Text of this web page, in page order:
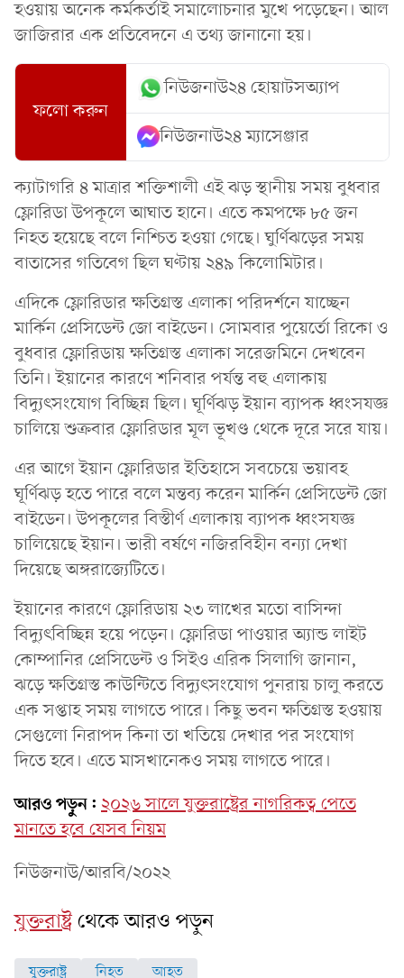
হওয়ায় অনেক কর্মকর্তাই সমালোচনার মুখে পড়েছেন। আল
জাজিরার এক প্রতিবেদনে এ তথ্য জানানো হয়।
ফলো করুন
নিউজনাউ২৪ হোয়াটসঅ্যাপ
নিউজনাউ২৪ ম্যাসেঞ্জার
ক্যাটাগরি ৪ মাত্রার শক্তিশালী এই ঝড় স্থানীয় সময় বুধবার
ফ্লোরিডা উপকূলে আঘাত হানে। এতে কমপক্ষে ৮৫ জন
নিহত হয়েছে বলে নিশ্চিত হওয়া গেছে। ঘুর্ণিঝড়ের সময়
বাতাসের গতিবেগ ছিল ঘণ্টায় ২৪৯ কিলোমিটার।
এদিকে ফ্লোরিডার ক্ষতিগ্রস্ত এলাকা পরিদর্শনে যাচ্ছেন
মার্কিন প্রেসিডেন্ট জো বাইডেন। সোমবার পুয়ের্তো রিকো ও
বুধবার ফ্লোরিডায় ক্ষতিগ্রস্ত এলাকা সরেজমিনে দেখবেন
তিনি। ইয়ানের কারণে শনিবার পর্যন্ত বহু এলাকায়
বিদ্যুৎসংযোগ বিচ্ছিন্ন ছিল। ঘূর্ণিঝড় ইয়ান ব্যাপক ধ্বংসযজ্ঞ
চালিয়ে শুক্রবার ফ্লোরিডার মূল ভূখণ্ড থেকে দূরে সরে যায়।
এর আগে ইয়ান ফ্লোরিডার ইতিহাসে সবচেয়ে ভয়াবহ
ঘূর্ণিঝড় হতে পারে বলে মন্তব্য করেন মার্কিন প্রেসিডেন্ট জো
বাইডেন। উপকূলের বিস্তীর্ণ এলাকায় ব্যাপক ধ্বংসযজ্ঞ
চালিয়েছে ইয়ান। ভারী বর্ষণে নজিরবিহীন বন্যা দেখা
দিয়েছে অঙ্গরাজ্যেটিতে।
ইয়ানের কারণে ফ্লোরিডায় ২৩ লাখের মতো বাসিন্দা
বিদ্যুৎবিচ্ছিন্ন হয়ে পড়েন। ফ্লোরিডা পাওয়ার অ্যান্ড লাইট
কোম্পানির প্রেসিডেন্ট ও সিইও এরিক সিলাগি জানান,
ঝড়ে ক্ষতিগ্রস্ত কাউন্টিতে বিদ্যুৎসংযোগ পুনরায় চালু করতে
এক সপ্তাহ সময় লাগতে পারে। কিছু ভবন ক্ষতিগ্রস্ত হওয়ায়
সেগুলো নিরাপদ কিনা তা খতিয়ে দেখার পর সংযোগ
দিতে হবে। এতে মাসখানেকও সময় লাগতে পারে।
আরও পড়ুন: ২০২৬ সালে যুক্তরাষ্ট্রের নাগরিকত্ব পেতে
মানতে হবে যেসব নিয়ম
নিউজনাউ/আরবি/২০২২
যুক্তরাষ্ট্রথেকে আরও পড়ুন
যুক্তরাষ্ট্র নিহত আহত